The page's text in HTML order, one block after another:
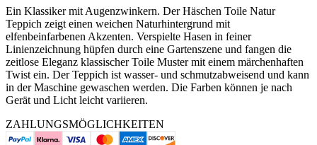
Ein Klassiker mit Augenzwinkern. Der Häschen Toile Natur
Teppich zeigt einen weichen Naturhintergrund mit
elfenbeinfarbenen Akzenten. Verspielte Hasen in feiner
Linienzeichnung hüpfen durch eine Gartenszene und fangen die
zeitlose Eleganz klassischer Toile Muster mit einem märchenhaften
Twist ein. Der Teppich ist wasser- und schmutzabweisend und kann
in der Maschine gewaschen werden. Die Farben können je nach
Gerät und Licht leicht variieren.
ZAHLUNGSMÖGLICHKEITEN